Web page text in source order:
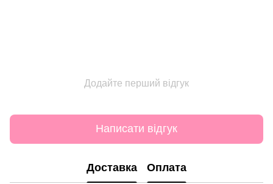
Додайте перший відгук
Написати відгук
Доставка Оплата